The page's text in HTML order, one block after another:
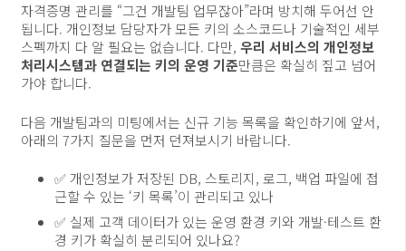
자격증명 관리를 “그건 개발팀 업무잖아”라며 방치해 두어선 안
됩니다. 개인정보 담당자가 모든 키의 소스코드나 기술적인 세부
스펙까지 다 알 필요는 없습니다. 다만, 우리 서비스의 개인정보
처리시스템과 연결되는 키의 운영 기준만큼은 확실히 짚고 넘어
가야 합니다.
다음 개발팀과의 미팅에서는 신규 기능 목록을 확인하기에 앞서,
아래의 7가지 질문을 먼저 던져보시기 바랍니다.
✅ 개인정보가 저장된 DB, 스토리지, 로그, 백업 파일에 접
근할 수 있는 ‘키 목록’이 관리되고 있나
✅ 실제 고객 데이터가 있는 운영 환경 키와 개발·테스트 환
경 키가 확실히 분리되어 있나요?